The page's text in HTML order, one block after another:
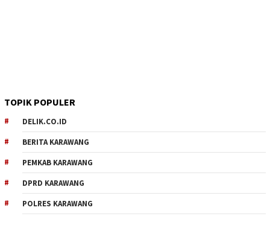
TOPIK POPULER
DELIK.CO.ID
BERITA KARAWANG
PEMKAB KARAWANG
DPRD KARAWANG
POLRES KARAWANG